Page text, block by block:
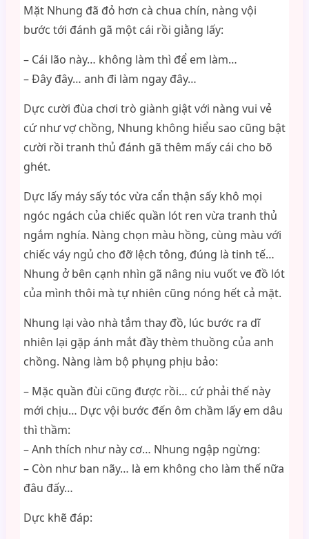
Mặt Nhung đã đỏ hơn cà chua chín, nàng vội
bước tới đánh gã một cái rồi giằng lấy:
– Cái lão này… không làm thì để em làm…
– Đây đây… anh đi làm ngay đây…
Dực cười đùa chơi trò giành giật với nàng vui vẻ
cứ như vợ chồng, Nhung không hiểu sao cũng bật
cười rồi tranh thủ đánh gã thêm mấy cái cho bõ
ghét.
Dực lấy máy sấy tóc vừa cẩn thận sấy khô mọi
ngóc ngách của chiếc quần lót ren vừa tranh thủ
ngắm nghía. Nàng chọn màu hồng, cùng màu với
chiếc váy ngủ cho đỡ lệch tông, đúng là tinh tế…
Nhung ở bên cạnh nhìn gã nâng niu vuốt ve đồ lót
của mình thôi mà tự nhiên cũng nóng hết cả mặt.
Nhung lại vào nhà tắm thay đồ, lúc bước ra dĩ
nhiên lại gặp ánh mắt đầy thèm thuồng của anh
chồng. Nàng làm bộ phụng phịu bảo:
– Mặc quần đùi cũng được rồi… cứ phải thế này
mới chịu… Dực vội bước đến ôm chầm lấy em dâu
thì thầm:
– Anh thích như này cơ… Nhung ngập ngừng:
– Còn như ban nãy… là em không cho làm thế nữa
đâu đấy…
Dực khẽ đáp: